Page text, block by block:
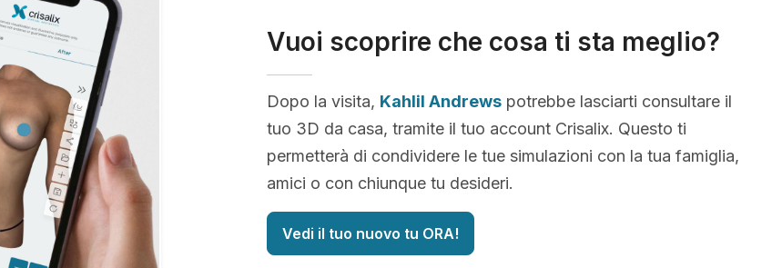
Vuoi scoprire che cosa ti sta meglio?
Dopo la visita, Kahlil Andrews potrebbe lasciarti consultare il
tuo 3D da casa, tramite il tuo account Crisalix. Questo ti
permetterà di condividere le tue simulazioni con la tua famiglia,
amici o con chiunque tu desideri.
Vedi il tuo nuovo tu ORA!